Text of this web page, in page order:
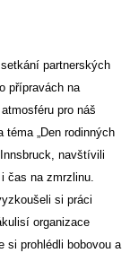
partnerských
přípravách na
pro náš
„Den rodinných
navštívili
čas na zmrzlinu.
si práci
organizace
si prohlédli bobovou a